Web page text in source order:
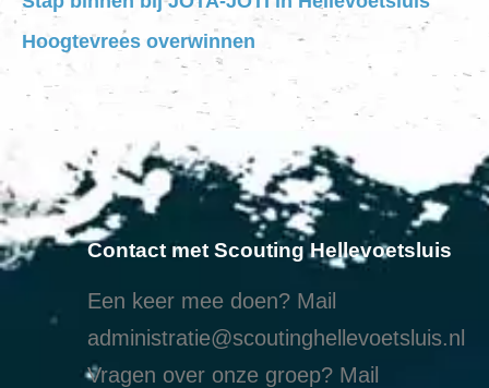
Hoogtevrees overwinnen
Contact met Scouting Hellevoetsluis
Een keer mee doen? Mail
administratie@scoutinghellevoetsluis.nl
Vragen over onze groep? Mail